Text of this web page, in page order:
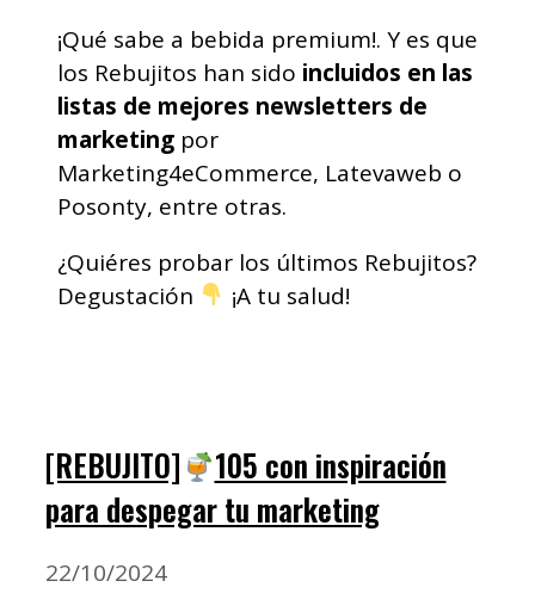
¡Qué sabe a bebida premium!. Y es que
los Rebujitos han sido incluidos en las
listas de mejores newsletters de
marketing por
Marketing4eCommerce, Latevaweb o
Posonty, entre otras.
¿Quiéres probar los últimos Rebujitos?
Degustación
¡A tu salud!
[REBUJITO]
105 con inspiración
para despegar tu marketing
22/10/2024